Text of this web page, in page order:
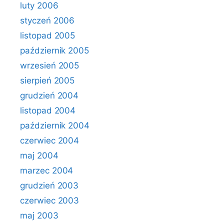
luty 2006
styczeń 2006
listopad 2005
październik 2005
wrzesień 2005
sierpień 2005
grudzień 2004
listopad 2004
październik 2004
czerwiec 2004
maj 2004
marzec 2004
grudzień 2003
czerwiec 2003
maj 2003